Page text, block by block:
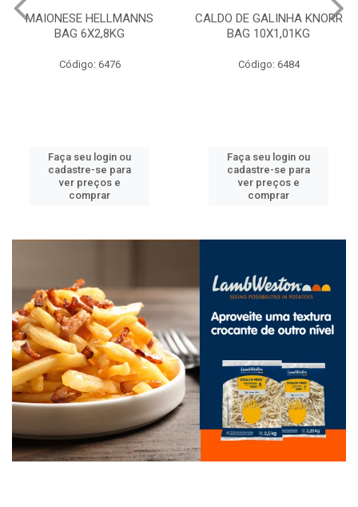
MAIONESE HELLMANNS
BAG 6X2,8KG
Código: 6476
Faça seu login ou
cadastre-se para
ver preços e
comprar
CALDO DE GALINHA KNORR
BAG 10X1,01KG
Código: 6484
Faça seu login ou
cadastre-se para
ver preços e
comprar